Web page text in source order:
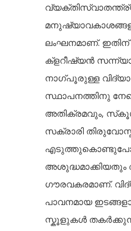
ലംഘനമാണ്. ഇതിന്
ക്ളറീഷ്യൻ
നാഗ്പൂരുള്ള
സ്ഥാപനത്തിനു
അതിക്രമവും, സ്‌കൂൾ
സക്രാരി
അശുദ്ധമാക്കിയതും
ഗൗരവകരമാണ്.
പാവനമായ
സ്കൂളുകൾ